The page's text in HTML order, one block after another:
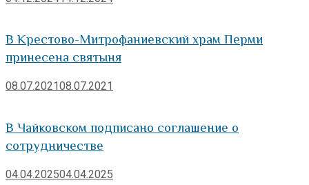
В Крестово-Митрофаниевский храм Перми
принесена святыня
08.07.202108.07.2021
В Чайковском подписано соглашение о
сотрудничестве
04.04.202504.04.2025